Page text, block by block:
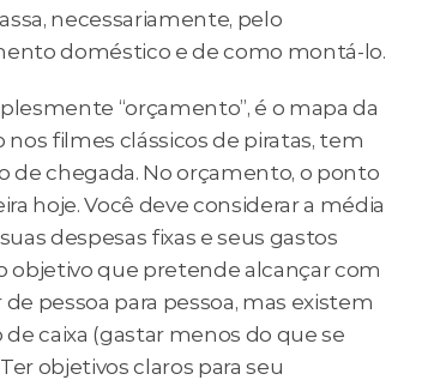
necessariamente, pelo
doméstico e de como montá-lo.
“orçamento”, é o mapa da
nos filmes clássicos de piratas, tem
chegada. No orçamento, o ponto
hoje. Você deve considerar a média
despesas fixas e seus gastos
objetivo que pretende alcançar com
pessoa para pessoa, mas existem
caixa (gastar menos do que se
objetivos claros para seu